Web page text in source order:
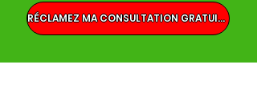
RÉCLAMEZ MA CONSULTATION GRATUITE